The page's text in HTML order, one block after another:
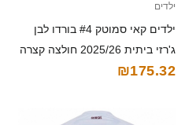
ילדים
ילדים קאי סמוטק #4 בורדו לבן
ג'רזי ביתית 2025/26 חולצה קצרה
₪175.32